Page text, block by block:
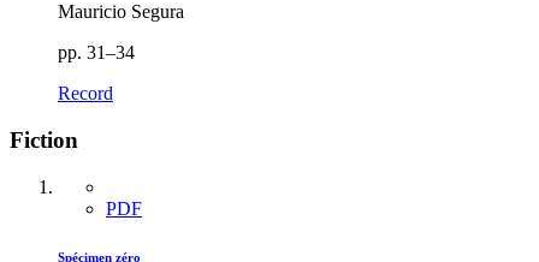
Mauricio Segura
pp. 31–34
Record
Fiction
PDF
Spécimen zéro